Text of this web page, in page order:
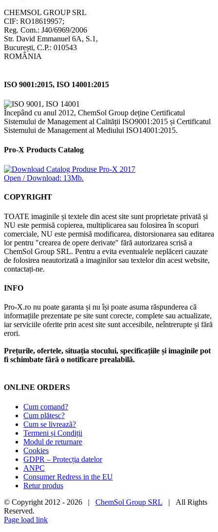
CHEMSOL GROUP SRL
CIF: RO18619957;
Reg. Com.: J40/6969/2006
Str. David Emmanuel 6A, S.1,
București, C.P.: 010543
ROMÂNIA
ISO 9001:2015, ISO 14001:2015
Începând cu anul 2012, ChemSol Group deține Certificatul
Sistemului de Management al Calității ISO9001:2015 și Certificatul
Sistemului de Management al Mediului ISO14001:2015.
Pro-X Products Catalog
Open / Download: 13Mb.
COPYRIGHT
TOATE imaginile și textele din acest site sunt proprietate privată și
NU este permisă copierea, multiplicarea sau folosirea în scopuri
comerciale, NU este permisă modificarea, distorsionarea sau editarea
lor pentru "crearea de opere derivate" fără autorizarea scrisă a
ChemSol Group SRL. Pentru a evita eventualele neplăceri cauzate
de folosirea neautorizată a imaginilor sau textelor din acest website,
contactați-ne.
INFO
Pro-X.ro nu poate garanta și nu își poate asuma răspunderea că
informațiile prezentate pe site sunt corecte, complete sau actualizate,
iar serviciile oferite prin acest site sunt accesibile, neîntrerupte și fără
erori.
Prețurile, ofertele, situația stocului, specificațiile și imaginile pot
fi schimbate fără o notificare prealabilă.
ONLINE ORDERS
Cum comand?
Cum plătesc?
Cum se livrează?
Termeni și Condiții
Modul de returnare
Cookies
GDPR – Protecția datelor
ANPC
Consumer Redress in the EU
Retur produs
© Copyright 2012 - 2026 | ChemSol Group SRL | All Rights
Reserved.
Page load link